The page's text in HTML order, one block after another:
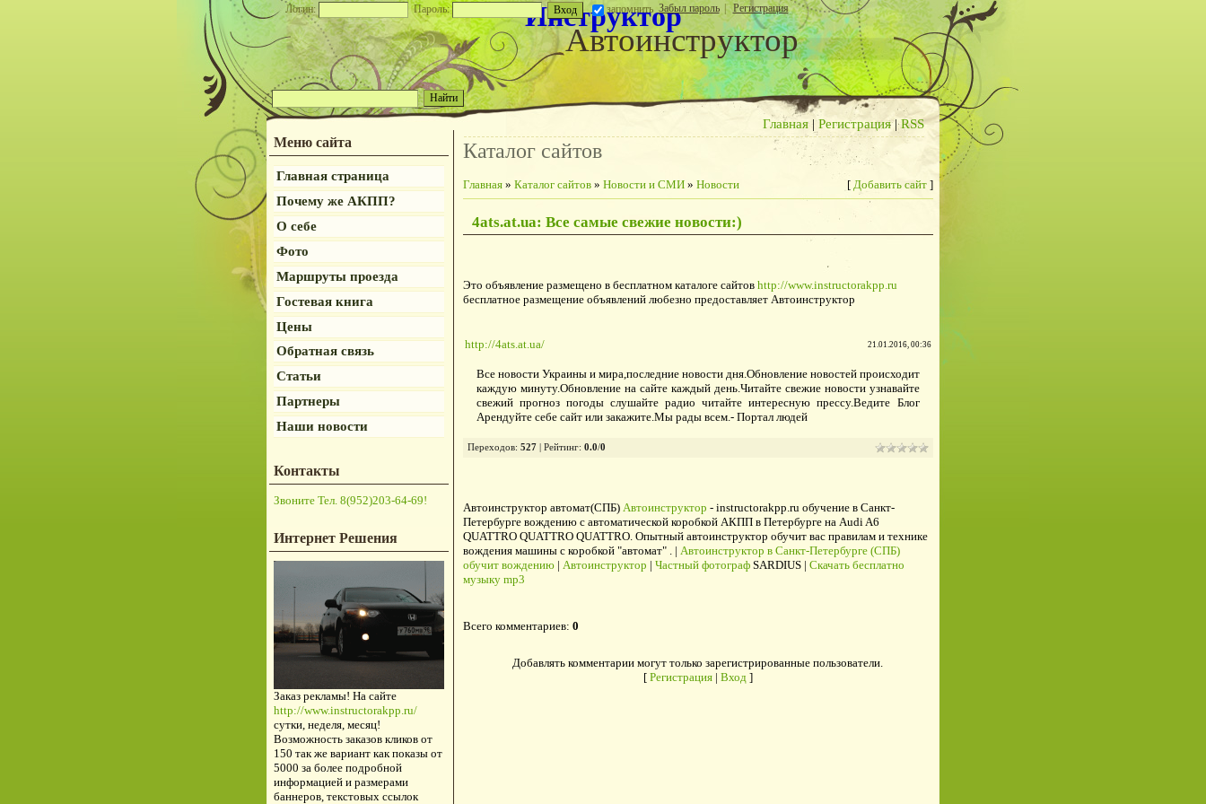
Логин: Пароль: запомнить Забыл пароль | Регистрация
Автоинструктор
Инструктор
Главная| Регистрация|RSS
Меню сайта
Главная страница
Почему же АКПП?
О себе
Фото
Маршруты проезда
Гостевая книга
Цены
Обратная связь
Статьи
Партнеры
Наши новости
Контакты
Звоните Тел. 8(952)203-64-69!
Интернет Решения
Заказ рекламы! На сайте
http://www.instructorakpp.ru/
сутки, неделя, месяц!
Возможность заказов кликов от
150 так же вариант как показы от
5000 за более подробной
информацией и размерами
баннеров, текстовых ссылок
Каталог сайтов
Главная» Каталог сайтов» Новости и СМИ» Новости [ Добавить сайт]
4ats.at.ua: Все самые свежие новости:)
Это объявление размещено в бесплатном каталоге сайтов http://www.instructorakpp.ru
бесплатное размещение объявлений любезно предоставляет Автоинструктор
http://4ats.at.ua/ 21.01.2016, 00:36
Все новости Украины и мира,последние новости дня.Обновление новостей происходит
каждую минуту.Обновление на сайте каждый день.Читайте свежие новости узнавайте
свежий прогноз погоды слушайте радио читайте интересную прессу.Ведите Блог
Арендуйте себе сайт или закажите.Мы рады всем.- Портал людей
Переходов: 527 Рейтинг: 0.0/0
Автоинструктор автомат(СПБ) Автоинструктор - instructorakpp.ru обучение в Санкт-
Петербурге вождению с автоматической коробкой АКПП в Петербурге на Audi A6
QUATTRO QUATTRO QUATTRO. Опытный автоинструктор обучит вас правилам и технике
вождения машины с коробкой "автомат" . | Автоинструктор в Санкт-Петербурге (СПБ)
обучит вождению| Автоинструктор | Частный фотографSARDIUS | Скачать бесплатно
музыку mp3
Всего комментариев: 0
Добавлять комментарии могут только зарегистрированные пользователи.
[ Регистрация| Вход]